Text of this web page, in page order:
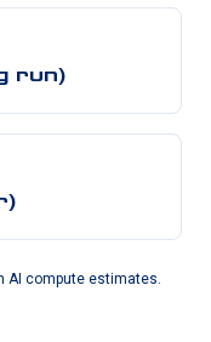
run)
AI compute estimates.